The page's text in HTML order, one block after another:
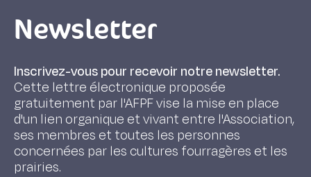
Newsletter
Inscrivez-vous pour recevoir notre newsletter.
Cette lettre électronique proposée
gratuitement par l'AFPF vise la mise en place
d'un lien organique et vivant entre l'Association,
ses membres et toutes les personnes
concernées par les cultures fourragères et les
prairies.